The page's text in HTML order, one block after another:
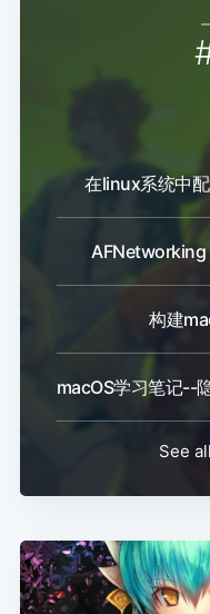
在linux系统中
AFNetworking
构建
macOS学习笔记--
See